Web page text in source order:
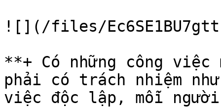
![](/files/
**+ Có những công việc
phải có trách nhiệm
việc độc lập, mỗi